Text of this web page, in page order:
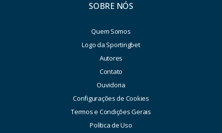
SOBRE NÓS
Quem Somos
Logo da Sportingbet
Autores
Contato
Ouvidoria
Configurações de Cookies
Termos e Condições Gerais
Política de Uso